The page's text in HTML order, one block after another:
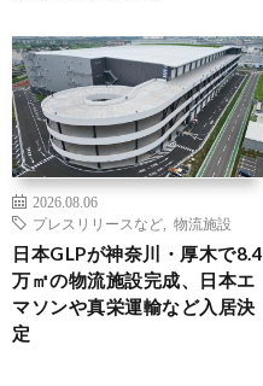
2026.08.06
プレスリリースなど
物流施設
日本GLPが神奈川・厚木で8.4
万㎡の物流施設完成、日本エ
マソンや真栄運輸など入居決
定